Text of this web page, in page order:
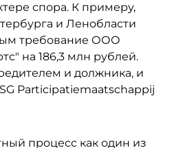
спора. К примеру,
и Ленобласти
требование ООО
на 186,3 млн рублей.
и должника, и
Participatiemaatschappij
процесс как один из